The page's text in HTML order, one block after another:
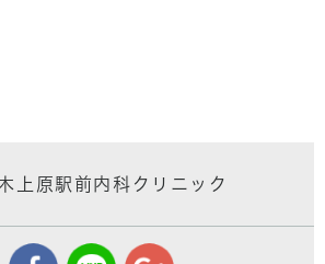
上原駅前内科クリニック